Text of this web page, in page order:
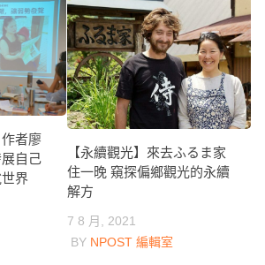
作者廖
自己
界
【永續觀光】來去ふるま家
住一晚 窺探偏鄉觀光的永續
解方
7 8 月, 2021
BY NPOST 編輯室